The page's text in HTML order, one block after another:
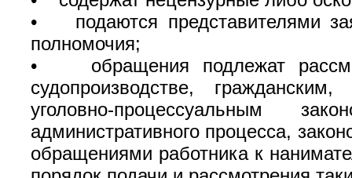
• подаются представителями
полномочия;
• обращения подлежат
судопроизводстве,
уголовно-процессуальным
административного процесса,
обращениями работника к